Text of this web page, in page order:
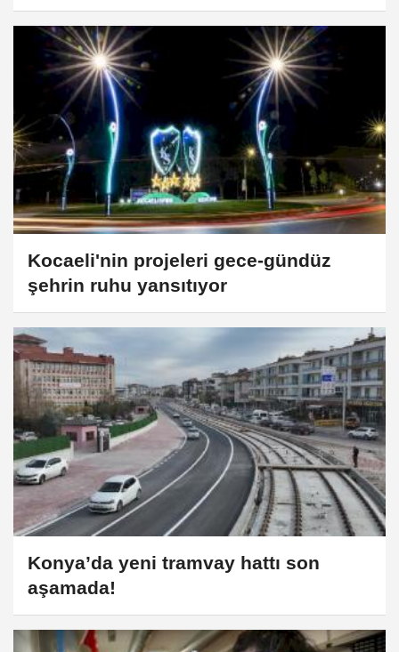
Kocaeli'nin projeleri gece-gündüz
şehrin ruhu yansıtıyor
Konya’da yeni tramvay hattı son
aşamada!